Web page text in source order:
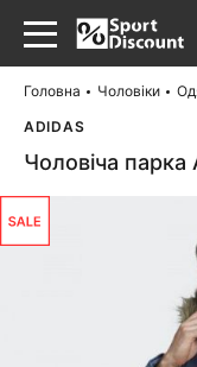
Головна Чоловіки
ADIDAS
Чоловіча